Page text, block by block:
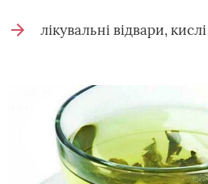
лікувальні відвари,